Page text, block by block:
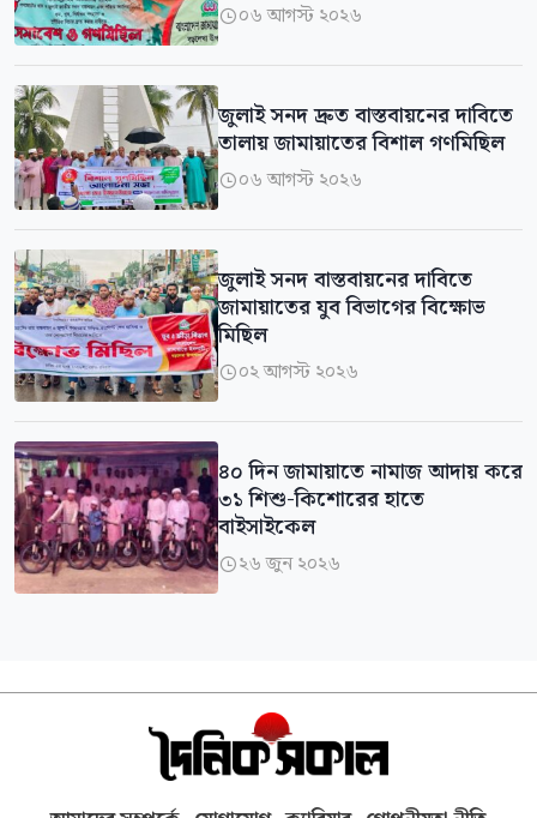
০৬ আগস্ট ২০২৬
জুলাই সনদ দ্রুত বাস্তবায়নের দাবিতে
তালায় জামায়াতের বিশাল গণমিছিল
০৬ আগস্ট ২০২৬
জুলাই সনদ বাস্তবায়নের দাবিতে
জামায়াতের যুব বিভাগের বিক্ষোভ
মিছিল
০২ আগস্ট ২০২৬
৪০ দিন জামায়াতে নামাজ আদায় করে
৩১ শিশু-কিশোরের হাতে
বাইসাইকেল
২৬ জুন ২০২৬